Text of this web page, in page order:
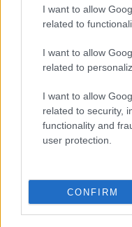
I want to allow
related to
I want to allow
related to
I want to allow
related to security,
functionality and
user protection.
CONFIRM
Ügynökség
HÍREK 2 órája
hasznot Jeffrey
HÍREK 3 órája